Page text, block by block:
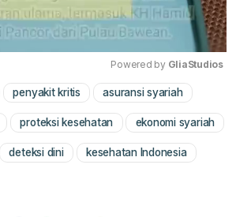
Mute
Powered by GliaStudios
penyakit kritis asuransi syariah
proteksi kesehatan ekonomi syariah
deteksi dini kesehatan Indonesia